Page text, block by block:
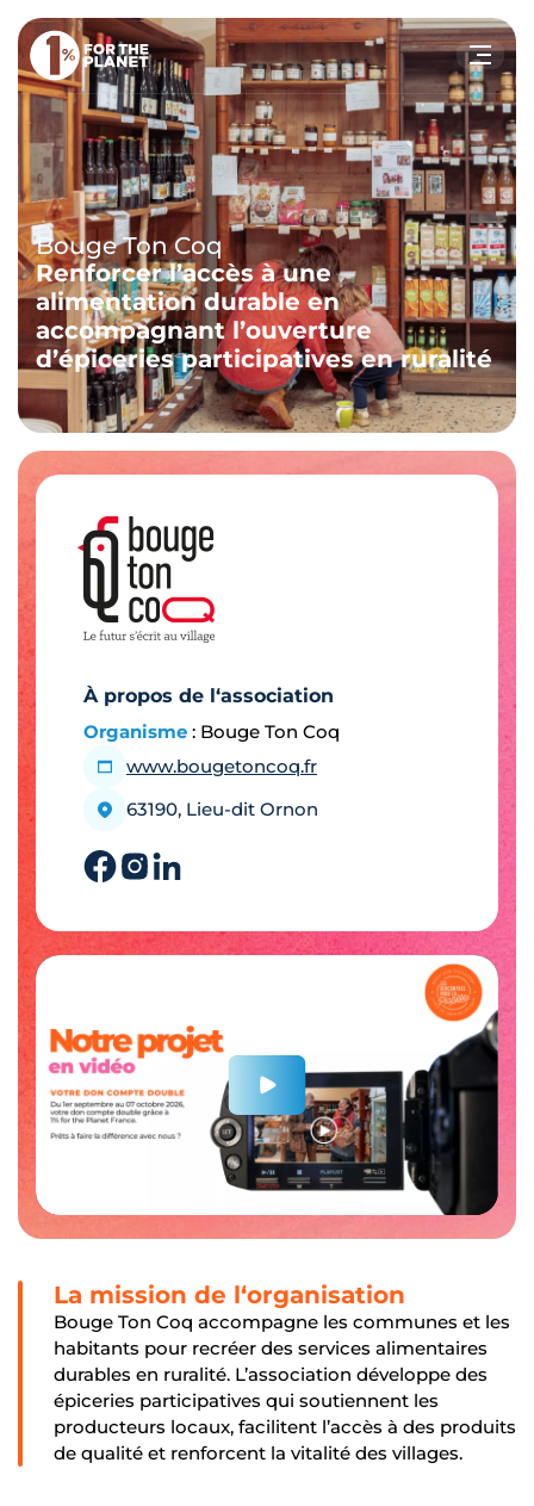
Votre recherche
Rechercher
sur le site
Bouge Ton Coq
Renforcer l’accès à une
alimentation durable en
accompagnant l’ouverture
d’épiceries participatives en ruralité
À propos de l‘association
Organisme : Bouge Ton Coq
www.bougetoncoq.fr
63190, Lieu-dit Ornon
La mission de l‘organisation
Bouge Ton Coq accompagne les communes et les
habitants pour recréer des services alimentaires
durables en ruralité. L’association développe des
épiceries participatives qui soutiennent les
producteurs locaux, facilitent l’accès à des produits
de qualité et renforcent la vitalité des villages.